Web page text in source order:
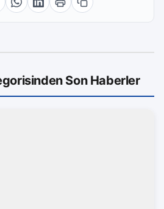
Son Haberler